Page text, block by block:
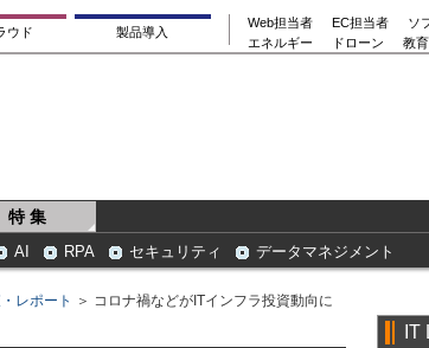
ウド 製品導入
Web担当者 EC担当者
ソ
エネルギー
ドローン 教
特 集
AI RPA セキュリティ データマネジメント
レポート
＞ コロナ禍などがITインフラ投資動向に
IT